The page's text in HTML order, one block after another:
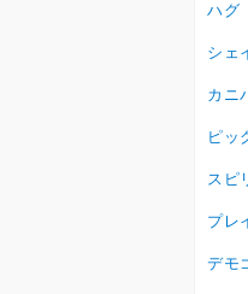
ハグ
シェ
カニ
ピッ
スピ
プレ
デモ